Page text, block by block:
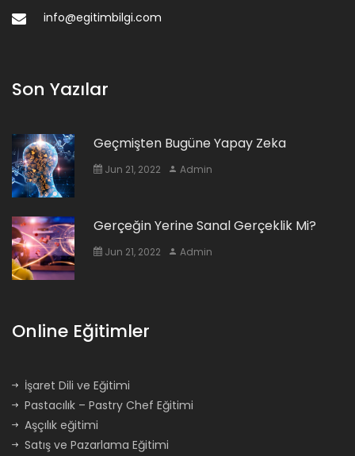
info@egitimbilgi.com
Son Yazılar
Geçmişten Bugüne Yapay Zeka
Jun 21, 2022 Admin
Gerçeğin Yerine Sanal Gerçeklik Mi?
Jun 21, 2022 Admin
Online Eğitimler
İşaret Dili ve Eğitimi
Pastacılık – Pastry Chef Eğitimi
Aşçılık eğitimi
Satış ve Pazarlama Eğitimi